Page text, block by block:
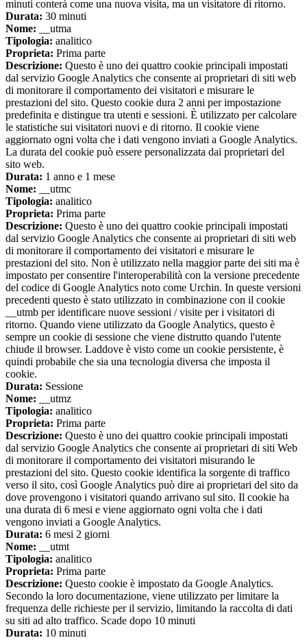
minuti conterà come una nuova visita, ma un visitatore di ritorno.
Durata: 30 minuti
Nome: __utma
Tipologia: analitico
Proprieta: Prima parte
Descrizione: Questo è uno dei quattro cookie principali impostati
dal servizio Google Analytics che consente ai proprietari di siti web
di monitorare il comportamento dei visitatori e misurare le
prestazioni del sito. Questo cookie dura 2 anni per impostazione
predefinita e distingue tra utenti e sessioni. È utilizzato per calcolare
le statistiche sui visitatori nuovi e di ritorno. Il cookie viene
aggiornato ogni volta che i dati vengono inviati a Google Analytics.
La durata del cookie può essere personalizzata dai proprietari del
sito web.
Durata: 1 anno e 1 mese
Nome: __utmc
Tipologia: analitico
Proprieta: Prima parte
Descrizione: Questo è uno dei quattro cookie principali impostati
dal servizio Google Analytics che consente ai proprietari di siti web
di monitorare il comportamento dei visitatori e misurare le
prestazioni del sito. Non è utilizzato nella maggior parte dei siti ma è
impostato per consentire l'interoperabilità con la versione precedente
del codice di Google Analytics noto come Urchin. In queste versioni
precedenti questo è stato utilizzato in combinazione con il cookie
__utmb per identificare nuove sessioni / visite per i visitatori di
ritorno. Quando viene utilizzato da Google Analytics, questo è
sempre un cookie di sessione che viene distrutto quando l'utente
chiude il browser. Laddove è visto come un cookie persistente, è
quindi probabile che sia una tecnologia diversa che imposta il
cookie.
Durata: Sessione
Nome: __utmz
Tipologia: analitico
Proprieta: Prima parte
Descrizione: Questo è uno dei quattro cookie principali impostati
dal servizio Google Analytics che consente ai proprietari di siti Web
di monitorare il comportamento dei visitatori misurando le
prestazioni del sito. Questo cookie identifica la sorgente di traffico
verso il sito, così Google Analytics può dire ai proprietari del sito da
dove provengono i visitatori quando arrivano sul sito. Il cookie ha
una durata di 6 mesi e viene aggiornato ogni volta che i dati
vengono inviati a Google Analytics.
Durata: 6 mesi 2 giorni
Nome: __utmt
Tipologia: analitico
Proprieta: Prima parte
Descrizione: Questo cookie è impostato da Google Analytics.
Secondo la loro documentazione, viene utilizzato per limitare la
frequenza delle richieste per il servizio, limitando la raccolta di dati
su siti ad alto traffico. Scade dopo 10 minuti
Durata: 10 minuti